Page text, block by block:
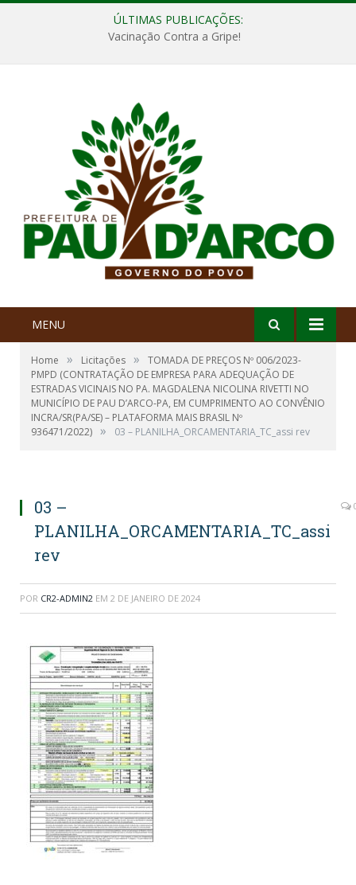
ÚLTIMAS PUBLICAÇÕES:
Vacinação Contra a Gripe!
MENU
Home » Licitações »
TOMADA DE PREÇOS Nº 006/2023-
PMPD (CONTRATAÇÃO DE EMPRESA PARA ADEQUAÇÃO DE
ESTRADAS VICINAIS NO PA. MAGDALENA NICOLINA RIVETTI NO
MUNICÍPIO DE PAU D’ARCO-PA, EM CUMPRIMENTO AO CONVÊNIO
INCRA/SR(PA/SE) – PLATAFORMA MAIS BRASIL Nº
936471/2022) » 03 – PLANILHA_ORCAMENTARIA_TC_assi rev
03 –
PLANILHA_ORCAMENTARIA_TC_assi
rev
POR CR2-ADMIN2 EM 2 DE JANEIRO DE 2024